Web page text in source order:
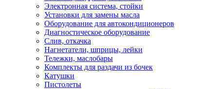
Электронная система, стойки
Установки для замены масла
Оборудование для автокондиционеров
Диагностическое оборудование
Слив, откачка
Нагнетатели, шприцы, лейки
Тележки, маслобары
Комплекты для раздачи из бочек
Катушки
Пистолеты